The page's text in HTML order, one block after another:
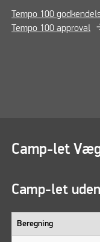
Tempo 100
Tempo 100 approval
Camp-let
Camp-let
Beregning